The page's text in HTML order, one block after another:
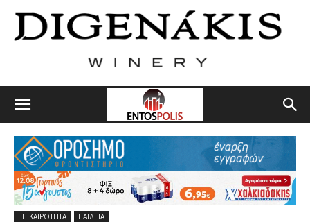
ΕΠΙΚΑΙΡΟΤΗΤΑ ΠΑΙΔΕΙΑ